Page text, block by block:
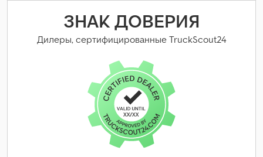
грузового отсека: 1 820 мм , подвеска:параболическая
рессорная пластина, размер шины:175/75R16C, тормоз
прицепа:прицеп с тормозами, Год выпуска:2026,
ЗНАК ДОВЕРИЯ
Дилеры, сертифицированные TruckScout24